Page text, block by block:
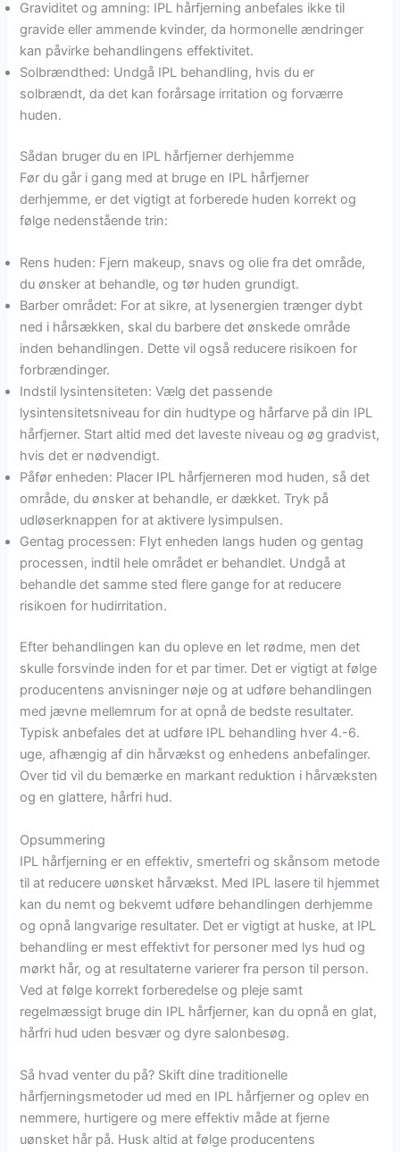
Graviditet og amning: IPL hårfjerning anbefales ikke til
gravide eller ammende kvinder, da hormonelle ændringer
kan påvirke behandlingens effektivitet.
Solbrændthed: Undgå IPL behandling, hvis du er
solbrændt, da det kan forårsage irritation og forværre
huden.
Sådan bruger du en IPL hårfjerner derhjemme
Før du går i gang med at bruge en IPL hårfjerner
derhjemme, er det vigtigt at forberede huden korrekt og
følge nedenstående trin:
Rens huden: Fjern makeup, snavs og olie fra det område,
du ønsker at behandle, og tør huden grundigt.
Barber området: For at sikre, at lysenergien trænger dybt
ned i hårsækken, skal du barbere det ønskede område
inden behandlingen. Dette vil også reducere risikoen for
forbrændinger.
Indstil lysintensiteten: Vælg det passende
lysintensitetsniveau for din hudtype og hårfarve på din IPL
hårfjerner. Start altid med det laveste niveau og øg gradvist,
hvis det er nødvendigt.
Påfør enheden: Placer IPL hårfjerneren mod huden, så det
område, du ønsker at behandle, er dækket. Tryk på
udløserknappen for at aktivere lysimpulsen.
Gentag processen: Flyt enheden langs huden og gentag
processen, indtil hele området er behandlet. Undgå at
behandle det samme sted flere gange for at reducere
risikoen for hudirritation.
Efter behandlingen kan du opleve en let rødme, men det
skulle forsvinde inden for et par timer. Det er vigtigt at følge
producentens anvisninger nøje og at udføre behandlingen
med jævne mellemrum for at opnå de bedste resultater.
Typisk anbefales det at udføre IPL behandling hver 4.-6.
uge, afhængig af din hårvækst og enhedens anbefalinger.
Over tid vil du bemærke en markant reduktion i hårvæksten
og en glattere, hårfri hud.
Opsummering
IPL hårfjerning er en effektiv, smertefri og skånsom metode
til at reducere uønsket hårvækst. Med IPL lasere til hjemmet
kan du nemt og bekvemt udføre behandlingen derhjemme
og opnå langvarige resultater. Det er vigtigt at huske, at IPL
behandling er mest effektivt for personer med lys hud og
mørkt hår, og at resultaterne varierer fra person til person.
Ved at følge korrekt forberedelse og pleje samt
regelmæssigt bruge din IPL hårfjerner, kan du opnå en glat,
hårfri hud uden besvær og dyre salonbesøg.
Så hvad venter du på? Skift dine traditionelle
hårfjerningsmetoder ud med en IPL hårfjerner og oplev en
nemmere, hurtigere og mere effektiv måde at fjerne
uønsket hår på. Husk altid at følge producentens